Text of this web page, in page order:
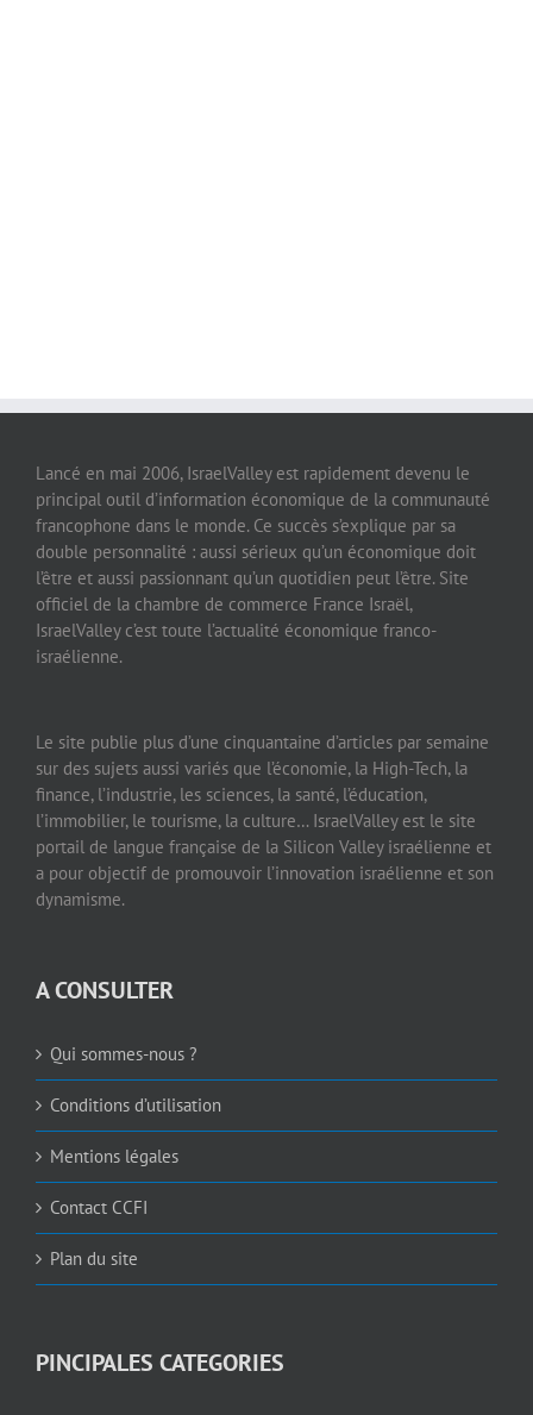
Lancé en mai 2006, IsraelValley est rapidement devenu le
principal outil d’information économique de la communauté
francophone dans le monde. Ce succès s’explique par sa
double personnalité : aussi sérieux qu’un économique doit
l’être et aussi passionnant qu’un quotidien peut l’être. Site
officiel de la chambre de commerce France Israël,
IsraelValley c’est toute l’actualité économique franco-
israélienne.
Le site publie plus d’une cinquantaine d’articles par semaine
sur des sujets aussi variés que l’économie, la High-Tech, la
finance, l’industrie, les sciences, la santé, l’éducation,
l’immobilier, le tourisme, la culture… IsraelValley est le site
portail de langue française de la Silicon Valley israélienne et
a pour objectif de promouvoir l’innovation israélienne et son
dynamisme.
A CONSULTER
Qui sommes-nous ?
Conditions d’utilisation
Mentions légales
Contact CCFI
Plan du site
PINCIPALES CATEGORIES